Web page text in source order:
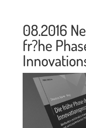
08.2016
fr?he